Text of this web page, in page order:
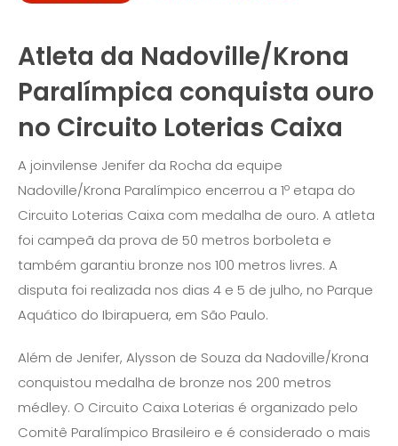
Atleta da Nadoville/Krona
Paralímpica conquista ouro
no Circuito Loterias Caixa
A joinvilense Jenifer da Rocha da equipe
Nadoville/Krona Paralímpico encerrou a 1º etapa do
Circuito Loterias Caixa com medalha de ouro. A atleta
foi campeã da prova de 50 metros borboleta e
também garantiu bronze nos 100 metros livres. A
disputa foi realizada nos dias 4 e 5 de julho, no Parque
Aquático do Ibirapuera, em São Paulo.
Além de Jenifer, Alysson de Souza da Nadoville/Krona
conquistou medalha de bronze nos 200 metros
médley. O Circuito Caixa Loterias é organizado pelo
Comitê Paralímpico Brasileiro e é considerado o mais